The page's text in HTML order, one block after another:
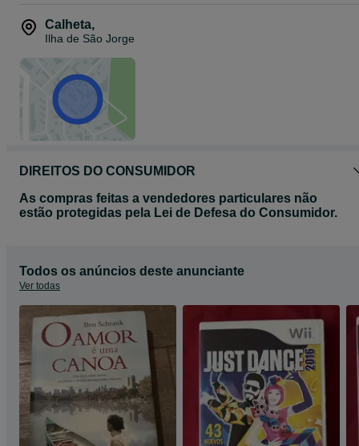
Calheta,
Ilha de São Jorge
DIREITOS DO CONSUMIDOR
As compras feitas a vendedores particulares não
estão protegidas pela Lei de Defesa do Consumidor.
Todos os anúncios deste anunciante
Ver todas